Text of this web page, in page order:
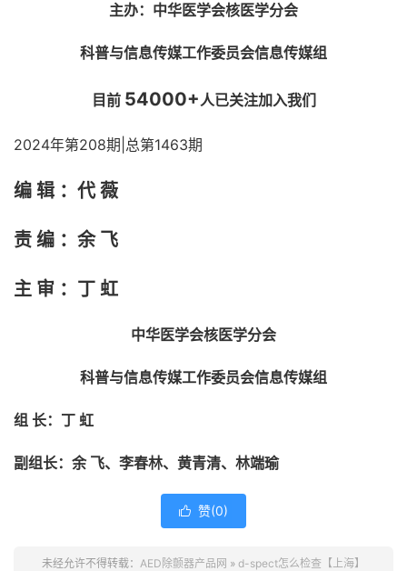
主办：中华医学会核医学分会
科普与信息传媒工作委员会信息传媒组
目前 54000+人已关注加入我们
2024年第208期|总第1463期
编 辑 ：代 薇
责 编 ：余 飞
主 审 ：丁 虹
中华医学会核医学分会
科普与信息传媒工作委员会信息传媒组
组 长：丁 虹
副组长：余 飞、李春林、黄青清、林端瑜
 赞(0)
未经允许不得转载： AED除颤器产品网 » d-spect怎么检查【上海】